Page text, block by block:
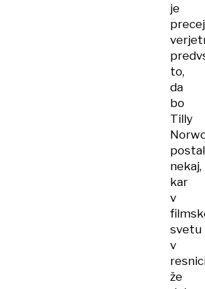
je
precej
to,
da
bo
Tilly
nekaj,
kar
v
svetu
v
že